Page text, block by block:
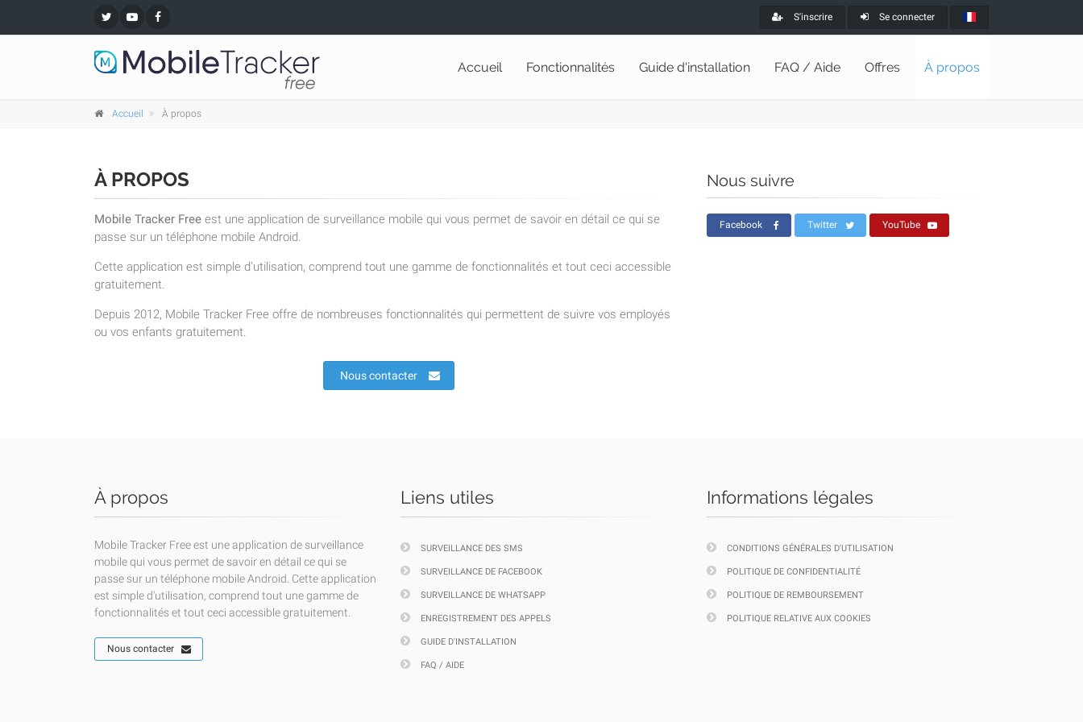
S'inscrire Se connecter
Accueil Fonctionnalités Guide d'installation FAQ / Aide Offres À propos
Accueil À propos
À PROPOS
Mobile Tracker Free est une application de surveillance mobile qui vous permet de savoir en détail ce qui se
passe sur un téléphone mobile Android.
Cette application est simple d'utilisation, comprend tout une gamme de fonctionnalités et tout ceci accessible
gratuitement.
Depuis 2012, Mobile Tracker Free offre de nombreuses fonctionnalités qui permettent de suivre vos employés
ou vos enfants gratuitement.
Nous contacter
Nous suivre
Facebook Twitter YouTube
À propos
Mobile Tracker Free est une application de surveillance
mobile qui vous permet de savoir en détail ce qui se
passe sur un téléphone mobile Android. Cette application
est simple d'utilisation, comprend tout une gamme de
fonctionnalités et tout ceci accessible gratuitement.
Nous contacter
Liens utiles
SURVEILLANCE DES SMS
SURVEILLANCE DE FACEBOOK
SURVEILLANCE DE WHATSAPP
ENREGISTREMENT DES APPELS
GUIDE D'INSTALLATION
FAQ / AIDE
Informations légales
CONDITIONS GÉNÉRALES D'UTILISATION
POLITIQUE DE CONFIDENTIALITÉ
POLITIQUE DE REMBOURSEMENT
POLITIQUE RELATIVE AUX COOKIES